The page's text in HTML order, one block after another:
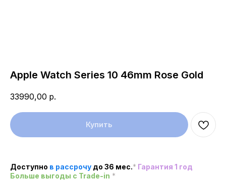
Apple Watch Series 10 46mm Rose Gold
33990,00 р.
Купить
Доступно в рассрочу до 36 мес.* Гарантия 1 год
Больше выгоды c Trade-in *